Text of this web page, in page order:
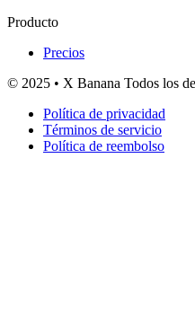
Producto
Precios
© 2025 • X Banana Todos los
Política de privacidad
Términos de servicio
Política de reembolso